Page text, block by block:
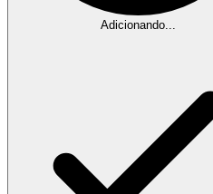
Adicionando...